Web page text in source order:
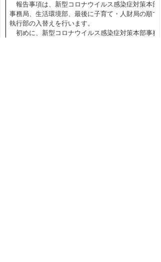
報告事項は、新型コロナウイルス感染症対策本部
事務局、生活環境部、最後に子育て・人財局の順で
執行部の入替えを行います。
初めに、新型コロナウイルス感染症対策本部事務